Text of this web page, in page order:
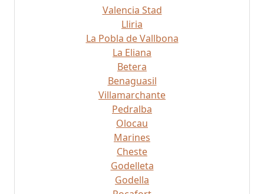
Valencia Stad
Lliria
La Pobla de Vallbona
La Eliana
Betera
Benaguasil
Villamarchante
Pedralba
Olocau
Marines
Cheste
Godelleta
Godella